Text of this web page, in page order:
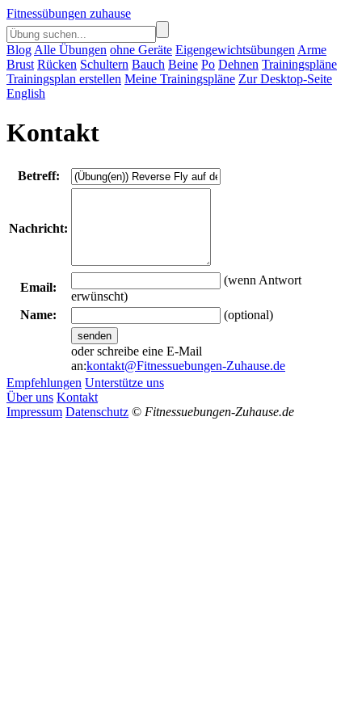
Fitnessübungen zuhause
Blog Alle Übungen ohne Geräte Eigengewichtsübungen Arme
Brust Rücken Schultern Bauch Beine Po Dehnen Trainingspläne
Trainingsplan erstellen Meine Trainingspläne Zur Desktop-Seite
English
Kontakt
Betreff:
Nachricht:
Email:
(wenn Antwort
erwünscht)
Name:
(optional)
senden
oder schreibe eine E-Mail
an:kontakt@Fitnessuebungen-Zuhause.de
Empfehlungen Unterstütze uns
Über uns Kontakt
Impressum Datenschutz © Fitnessuebungen-Zuhause.de